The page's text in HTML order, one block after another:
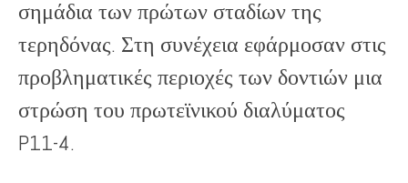
σημάδια των πρώτων σταδίων της
τερηδόνας. Στη συνέχεια εφάρμοσαν στις
προβληματικές περιοχές των δοντιών μια
στρώση του πρωτεϊνικού διαλύματος
P11-4.